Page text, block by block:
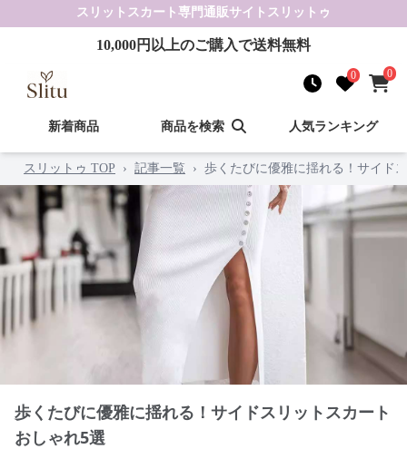
スリットスカート 専門通販サイト スリットゥ
10,000円以上のご購入で送料無料
0 0
新着商品 商品を検索 人気ランキング
スリットゥ TOP › 記事一覧 › 歩くたびに優雅に揺れる！サイド
歩くたびに優雅に揺れる！サイドスリットスカート
おしゃれ5選